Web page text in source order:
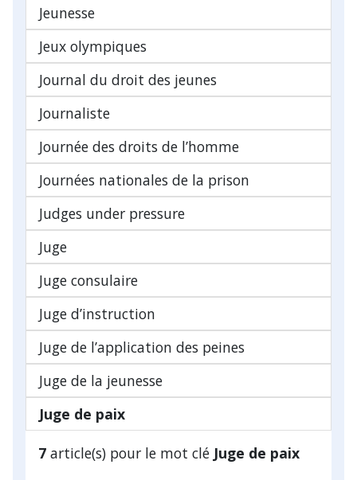
Jeunesse
Jeux olympiques
Journal du droit des jeunes
Journaliste
Journée des droits de l’homme
Journées nationales de la prison
Judges under pressure
Juge
Juge consulaire
Juge d’instruction
Juge de l’application des peines
Juge de la jeunesse
Juge de paix
7 article(s) pour le mot clé Juge de paix